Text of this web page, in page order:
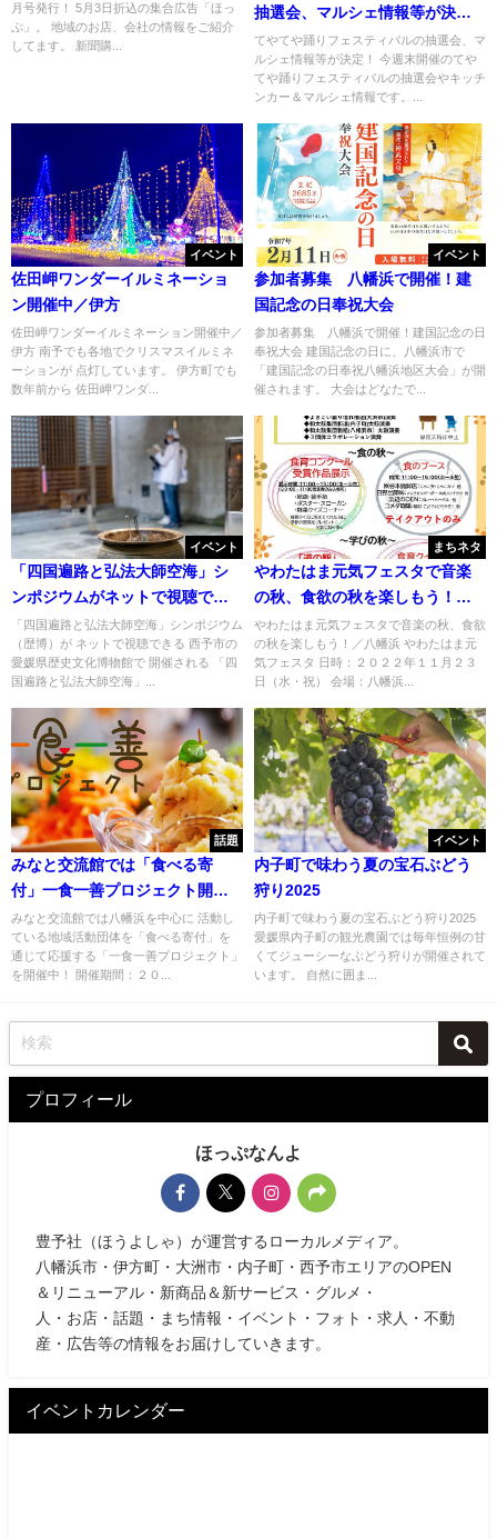
月号発行！ 5月3日折込の集合広告「ほっ
ぷ」。 地域のお店、会社の情報をご紹介
してます。 新聞購...
抽選会、マルシェ情報等が決
定！
てやてや踊りフェスティバルの抽選会、マ
ルシェ情報等が決定！ 今週末開催のてや
てや踊りフェスティバルの抽選会やキッチ
ンカー＆マルシェ情報です。...
イベント
佐田岬ワンダーイルミネーショ
ン開催中／伊方
佐田岬ワンダーイルミネーション開催中／
伊方 南予でも各地でクリスマスイルミネ
ーションが 点灯しています。 伊方町でも
数年前から 佐田岬ワンダ...
イベント
参加者募集 八幡浜で開催！建
国記念の日奉祝大会
参加者募集 八幡浜で開催！建国記念の日
奉祝大会 建国記念の日に、八幡浜市で
「建国記念の日奉祝八幡浜地区大会」が開
催されます。 大会はどなたで...
イベント
「四国遍路と弘法大師空海」シ
ンポジウムがネットで視聴でき
る
「四国遍路と弘法大師空海」シンポジウム
（歴博）が ネットで視聴できる 西予市の
愛媛県歴史文化博物館で 開催される 「四
国遍路と弘法大師空海」...
まちネタ
やわたはま元気フェスタで音楽
の秋、食欲の秋を楽しもう！／
八幡浜
やわたはま元気フェスタで音楽の秋、食欲
の秋を楽しもう！／八幡浜 やわたはま元
気フェスタ 日時：２０２２年１１月２３
日（水・祝） 会場：八幡浜...
話題
みなと交流館では「食べる寄
付」一食一善プロジェクト開催
中！
みなと交流館では八幡浜を中心に 活動し
ている地域活動団体を「食べる寄付」を
通じて応援する「一食一善プロジェクト」
を開催中！ 開催期間：２０...
イベント
内子町で味わう夏の宝石ぶどう
狩り2025
内子町で味わう夏の宝石ぶどう狩り2025
愛媛県内子町の観光農園では毎年恒例の甘
くてジューシーなぶどう狩りが開催されて
います。 自然に囲ま...
プロフィール
ほっぷなんよ
豊予社（ほうよしゃ）が運営するローカルメディア。
八幡浜市・伊方町・大洲市・内子町・西予市エリアのOPEN
＆リニューアル・新商品＆新サービス・グルメ・
人・お店・話題・まち情報・イベント・フォト・求人・不動
産・広告等の情報をお届けしていきます。
イベントカレンダー